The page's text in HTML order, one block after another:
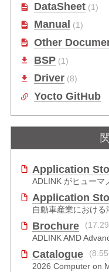
DataSheet(1)
Manual (1)
Other
BSP(1)
Driver(8)
Yocto GitHub
Application
Application
Brochure
ADLINK AMD
Catalogue